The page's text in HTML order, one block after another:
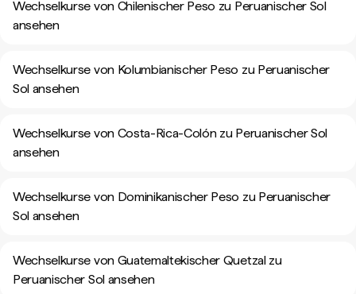
Wechselkurse von Chilenischer Peso zu Peruanischer Sol
ansehen
Wechselkurse von Kolumbianischer Peso zu Peruanischer
Sol ansehen
Wechselkurse von Costa-Rica-Colón zu Peruanischer Sol
ansehen
Wechselkurse von Dominikanischer Peso zu Peruanischer
Sol ansehen
Wechselkurse von Guatemaltekischer Quetzal zu
Peruanischer Sol ansehen